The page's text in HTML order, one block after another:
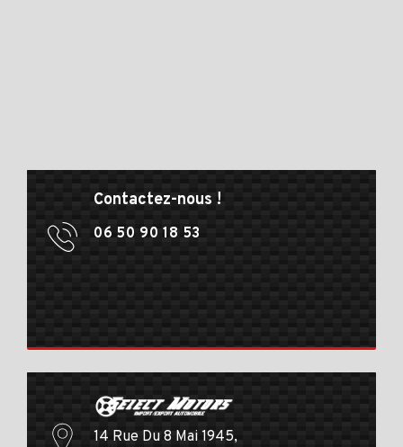
Contactez-nous !
06 50 90 18 53
14 Rue Du 8 Mai 1945,